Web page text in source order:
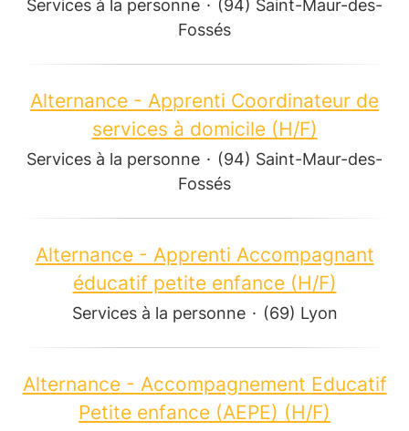
Services à la personne · (94) Saint-Maur-des-
Fossés
Alternance - Apprenti Coordinateur de
services à domicile (H/F)
Services à la personne · (94) Saint-Maur-des-
Fossés
Alternance - Apprenti Accompagnant
éducatif petite enfance (H/F)
Services à la personne · (69) Lyon
Alternance - Accompagnement Educatif
Petite enfance (AEPE) (H/F)